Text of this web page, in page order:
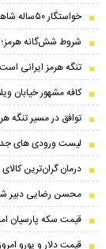
خواستگار ۵۰ساله شاهدخت لئونور بازداشت شد
شروط شش‌گانه هرمز؛
تنگه هرمز ایرانی
کافه مشهور خیابان
توافق در مسیر تنگه
لیست ورودی های
درمان گران‌ترین
محسن رضایی دبیر
قیمت سکه پارسیان امروز
قیمت دلار و یورو امروز دوشنبه